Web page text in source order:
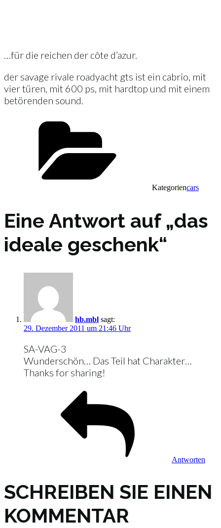
…für die reichen der côte d’azur.
der savage rivale roadyacht gts ist ein cabrio, mit
vier türen, mit 600 ps, mit hardtop und mit einem
betörenden sound.
Kategoriencars
Eine Antwort auf „das
ideale geschenk“
hb.mbl sagt:
29. Dezember 2011 um 21:46 Uhr
SA-VAG-3
Wunderschön… Das Teil hat Charakter…
Thanks for sharing!
Antworten
SCHREIBEN SIE EINEN
KOMMENTAR